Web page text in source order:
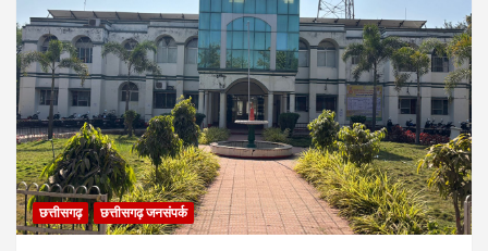
छत्तीसगढ़ छत्तीसगढ़ जनसंपर्क